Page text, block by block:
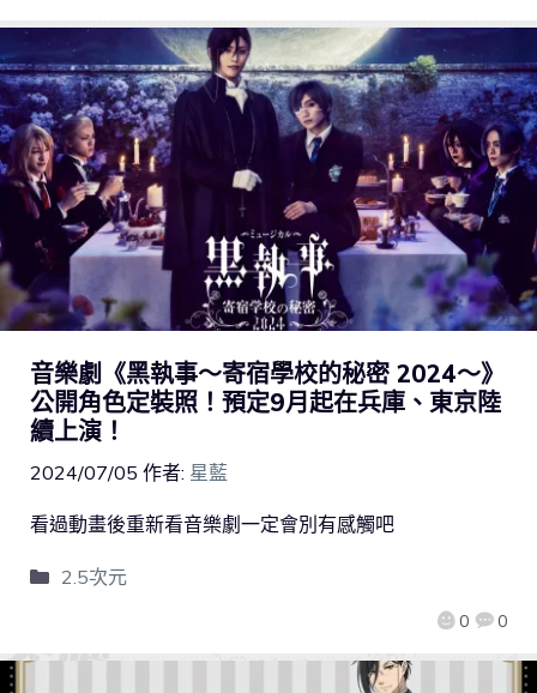
音樂劇《黑執事～寄宿學校的秘密 2024～》
公開角色定裝照！預定9月起在兵庫、東京陸
續上演！
2024/07/05 作者: 星藍
0 0
看過動畫後重新看音樂劇一定會別有感觸吧
2.5次元